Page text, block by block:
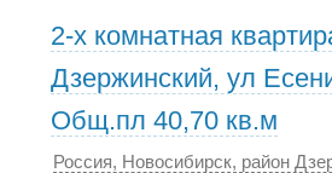
2-х комнатная
Дзержинский, ул
Общ.пл 40,70 кв.м
Россия, Новосибирск, район